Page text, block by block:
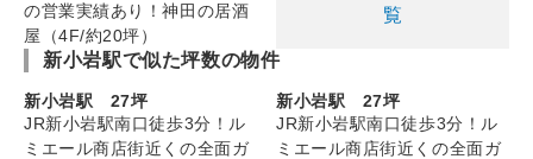
の営業実績あり！神田の居酒
屋（4F/約20坪）
覧
新小岩駅で似た坪数の物件
新小岩駅 27坪
JR新小岩駅南口徒歩3分！ル
ミエール商店街近くの全面ガ
新小岩駅 27坪
JR新小岩駅南口徒歩3分！ル
ミエール商店街近くの全面ガ